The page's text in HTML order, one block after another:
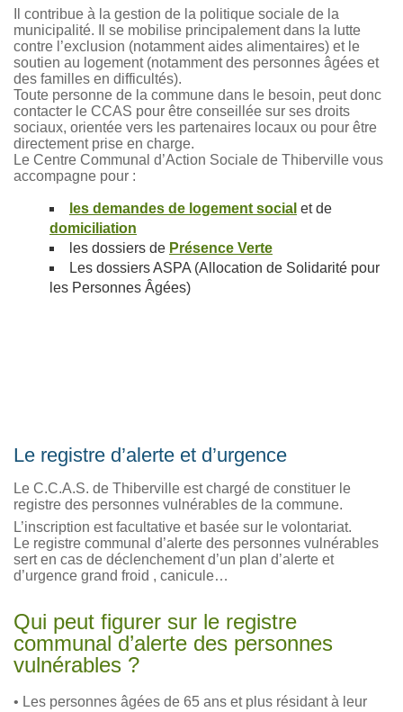
Il contribue à la gestion de la politique sociale de la
municipalité. Il se mobilise principalement dans la lutte
contre l’exclusion (notamment aides alimentaires) et le
soutien au logement (notamment des personnes âgées et
des familles en difficultés).
Toute personne de la commune dans le besoin, peut donc
contacter le CCAS pour être conseillée sur ses droits
sociaux, orientée vers les partenaires locaux ou pour être
directement prise en charge.
Le Centre Communal d’Action Sociale de Thiberville vous
accompagne pour :
les demandes de logement social et de
domiciliation
les dossiers de Présence Verte
Les dossiers ASPA (Allocation de Solidarité pour
les Personnes Âgées)
Le registre d’alerte et d’urgence
Le C.C.A.S. de Thiberville est chargé de constituer le
registre des personnes vulnérables de la commune.
L’inscription est facultative et basée sur le volontariat.
Le registre communal d’alerte des personnes vulnérables
sert en cas de déclenchement d’un plan d’alerte et
d’urgence grand froid , canicule…
Qui peut figurer sur le registre
communal d’alerte des personnes
vulnérables ?
• Les personnes âgées de 65 ans et plus résidant à leur